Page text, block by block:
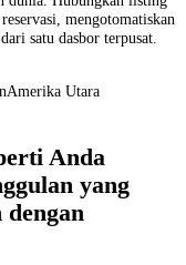
mengotomatiskan
satu dasbor terpusat.
Amerika Utara
Anda
yang